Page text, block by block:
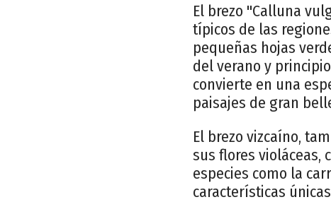
El brezo "Calluna
típicos de las
pequeñas hojas
del verano y
convierte en una
paisajes de gran
El brezo vizcaíno,
sus flores violáceas,
especies como la
características